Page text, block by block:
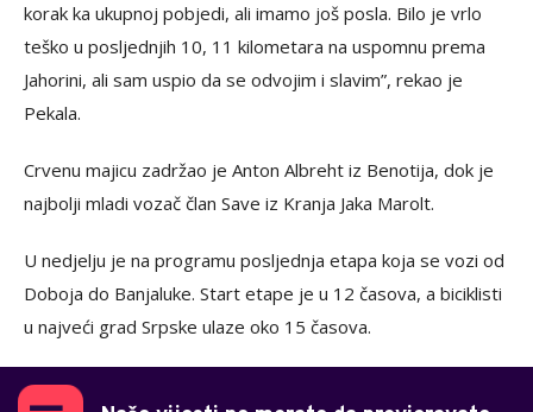
korak ka ukupnoj pobjedi, ali imamo još posla. Bilo je vrlo
teško u posljednjih 10, 11 kilometara na uspomnu prema
Jahorini, ali sam uspio da se odvojim i slavim”, rekao je
Pekala.
Crvenu majicu zadržao je Anton Albreht iz Benotija, dok je
najbolji mladi vozač član Save iz Kranja Jaka Marolt.
U nedjelju je na programu posljednja etapa koja se vozi od
Doboja do Banjaluke. Start etape je u 12 časova, a biciklisti
u najveći grad Srpske ulaze oko 15 časova.